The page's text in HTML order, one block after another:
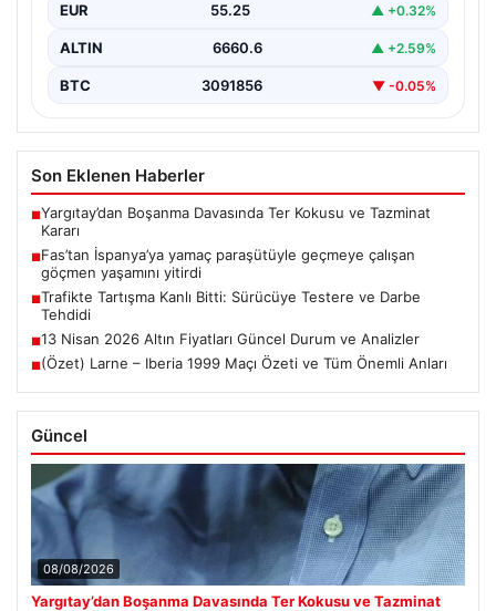
"content": "Fas ile…
EUR 55.25 ▲ +0.32%
ALTIN 6660.6 ▲ +2.59%
BTC 3091856 ▼ -0.05%
Son Eklenen Haberler
■Yargıtay’dan Boşanma Davasında Ter Kokusu ve Tazminat
Kararı
■Fas’tan İspanya’ya yamaç paraşütüyle geçmeye çalışan
göçmen yaşamını yitirdi
■Trafikte Tartışma Kanlı Bitti: Sürücüye Testere ve Darbe
Tehdidi
■13 Nisan 2026 Altın Fiyatları Güncel Durum ve Analizler
■(Özet) Larne – Iberia 1999 Maçı Özeti ve Tüm Önemli Anları
Güncel
08/08/2026
Yargıtay’dan Boşanma Davasında Ter Kokusu ve Tazminat